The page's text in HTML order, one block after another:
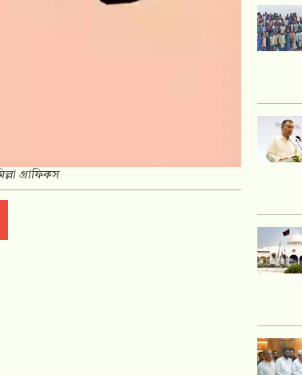
গ্রাফিকস